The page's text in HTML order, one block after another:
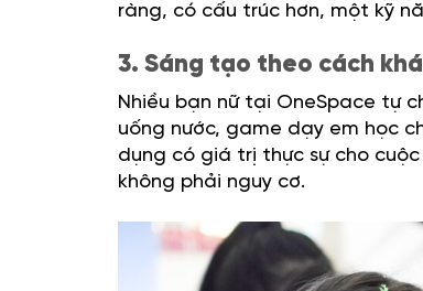
ràng, có cấu trúc hơn, một kỹ
3. Sáng tạo theo cách
Nhiều bạn nữ tại OneSpace tự
uống nước, game dạy em học
dụng có giá trị thực sự cho
không phải nguy cơ.